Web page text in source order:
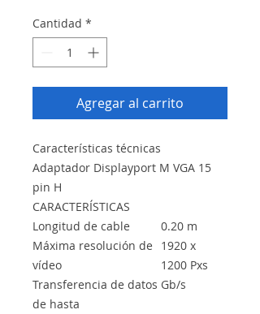
Cantidad *
Agregar al carrito
Características técnicas
Adaptador Displayport M VGA 15
pin H
CARACTERÍSTICAS
Longitud de cable
0.20 m
Máxima resolución de
vídeo
1920 x
1200 Pxs
Transferencia de datos
de hasta
Gb/s